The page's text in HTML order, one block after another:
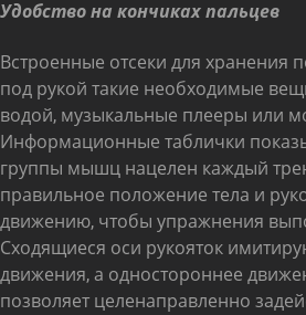
Удобство на кончиках пальцев
Встроенные отсеки для хранения
под рукой такие необходимые
водой, музыкальные плееры или
Информационные таблички
группы мышц нацелен каждый
правильное положение тела и
движению, чтобы упражнения
Сходящиеся оси рукояток
движения, а одностороннее
позволяет целенаправленно